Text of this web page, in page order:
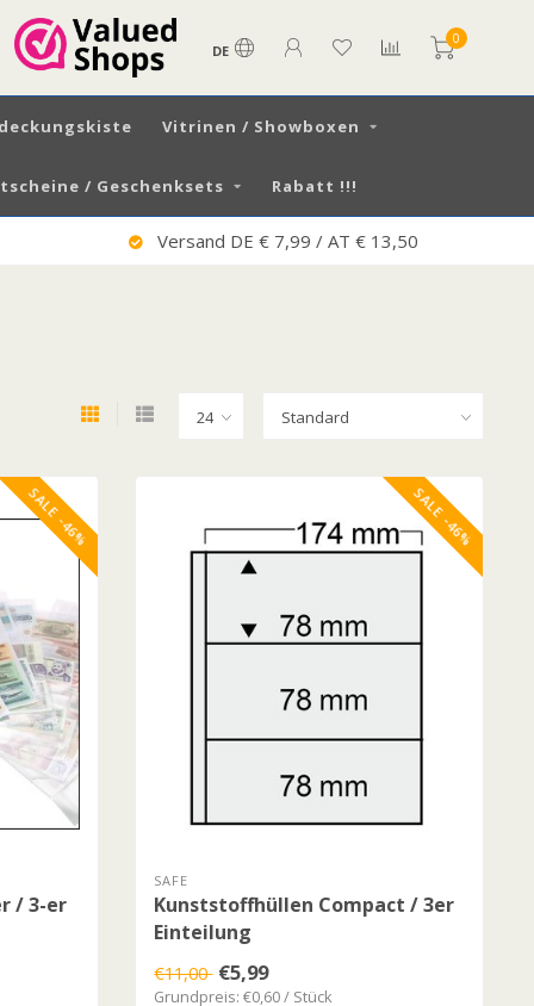
DE
0
Vitrinen / Showboxen
/ Geschenksets Rabatt !!!
Versand DE € 7,99 / AT € 13,50
SALE -46%
/ 3-er
SALE -46%
SAFE
Kunststoffhüllen Compact / 3er
Einteilung
€11,00 €5,99
Grundpreis: €0,60 / Stück